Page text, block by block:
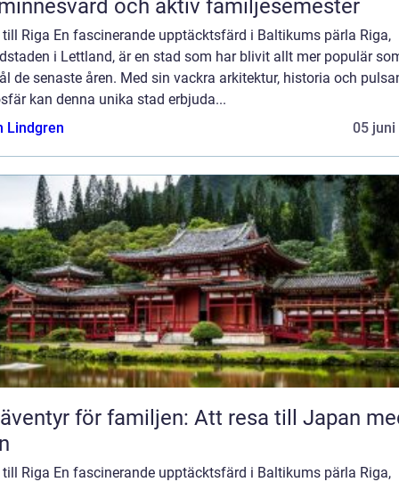
och aktiv familjesemester
till Riga En fascinerande upptäcktsfärd i Baltikums pärla Riga,
i Lettland, är en stad som har blivit allt mer populär
de senaste åren. Med sin vackra arkitektur, historia och
kan denna unika stad erbjuda...
Lindgren
05 juni
för familjen: Att resa till Japan
till Riga En fascinerande upptäcktsfärd i Baltikums pärla Riga,